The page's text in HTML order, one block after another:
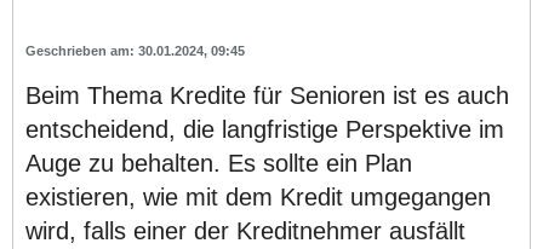
30.01.2024, 09:45
Beim Thema Kredite für Senioren ist es auch
entscheidend, die langfristige Perspektive im
Auge zu behalten. Es sollte ein Plan
existieren, wie mit dem Kredit umgegangen
wird, falls einer der Kreditnehmer ausfällt